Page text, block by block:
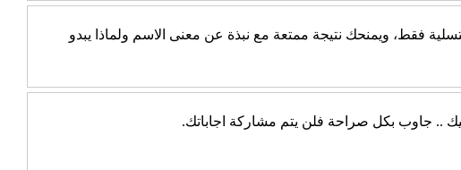
فقط، ويمنحك نتيجة ممتعة مع نبذة عن معنى الاسم ولماذا يبدو
.. جاوب بكل صراحة فلن يتم مشاركة اجاباتك.